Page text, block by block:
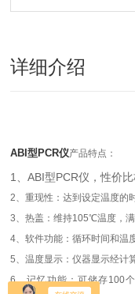
详细介绍
ABI型PCR仪产品特点：
1、ABI型PCR仪，性价比
2、重现性：达到设定温度的
3、热盖：维持105℃温度，
4、软件功能：循环时间和温
5、温度显示：仪器显示经计
6、记忆功能：可储存100